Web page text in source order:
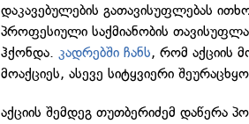
დაკავებულების გათავისუფლებას
პროფესიული საქმიანობის
ჰქონდა.კადრებში ჩანს, რომ აქციის
მოაქციეს, ასევე სიტყვიერი
აქციის შემდეგ თუთბერიძემ დაწერა